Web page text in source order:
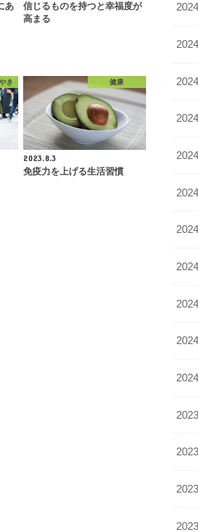
あ
信じるものを持つと幸福度が
高まる
き 健康
2023.8.3
免疫力を上げる生活習慣